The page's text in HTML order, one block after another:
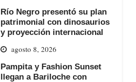
Río Negro presentó su plan
patrimonial con dinosaurios
y proyección internacional
agosto 8, 2026
Pampita y Fashion Sunset
llegan a Bariloche con